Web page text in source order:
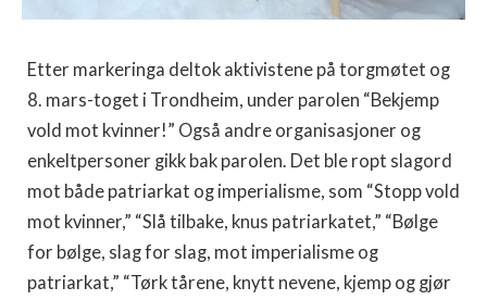
Etter markeringa deltok aktivistene på torgmøtet og
8. mars-toget i Trondheim, under parolen “Bekjemp
vold mot kvinner!” Også andre organisasjoner og
enkeltpersoner gikk bak parolen. Det ble ropt slagord
mot både patriarkat og imperialisme, som “Stopp vold
mot kvinner,” “Slå tilbake, knus patriarkatet,” “Bølge
for bølge, slag for slag, mot imperialisme og
patriarkat,” “Tørk tårene, knytt nevene, kjemp og gjør